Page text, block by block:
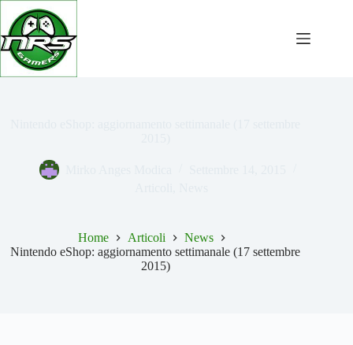
Salta
contenuto
Home Articoli
News
Nintendo eShop: aggiornamento settimanale (17 settembre
2015)